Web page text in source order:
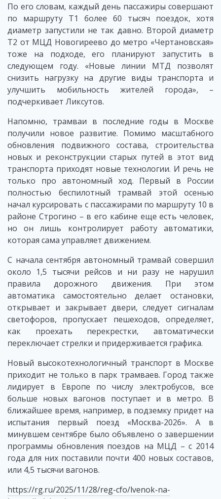
По его словам, каждый день пассажиры совершают
по маршруту Т1 более 60 тысяч поездок, хотя
диаметр запустили не так давно. Второй диаметр
Т2 от МЦД Новогиреево до метро «Чертановская»
тоже на подходе, его планируют запустить в
следующем году. «Новые линии МТД позволят
снизить нагрузку на другие виды транспорта и
улучшить мобильность жителей города», –
подчеркивает Ликсутов.
Напомню, трамваи в последние годы в Москве
получили новое развитие. Помимо масштабного
обновления подвижного состава, строительства
новых и реконструкции старых путей в этот вид
транспорта приходят новые технологии. И речь не
только про автономный ход. Первый в России
полностью беспилотный трамвай этой осенью
начал курсировать с пассажирами по маршруту 10 в
районе Строгино – в его кабине еще есть человек,
но он лишь контролирует работу автоматики,
которая сама управляет движением.
С начала сентября автономный трамвай совершил
около 1,5 тысячи рейсов и ни разу не нарушил
правила дорожного движения. При этом
автоматика самостоятельно делает остановки,
открывает и закрывает двери, следует сигналам
светофоров, пропускает пешеходов, определяет,
как проехать перекрестки, автоматически
переключает стрелки и придерживается графика.
Новый высокотехнологичный транспорт в Москве
приходит не только в парк трамваев. Город также
лидирует в Европе по числу электробусов, все
больше новых вагонов поступает и в метро. В
ближайшее время, например, в подземку придет на
испытания первый поезд «Москва-2026». А в
минувшем сентябре было объявлено о завершении
программы обновления поездов на МЦД – с 2014
года для них поставили почти 400 новых составов,
или 4,5 тысячи вагонов.
https://rg.ru/2025/11/28/reg-cfo/lvenok-na-